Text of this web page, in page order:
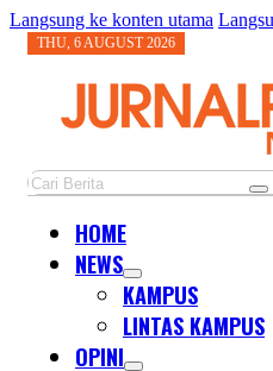
Langsung ke konten utama
THU, 6 AUGUST 2026
Cari
HOME
NEWS
KAMPUS
LINTAS KAMPUS
OPINI